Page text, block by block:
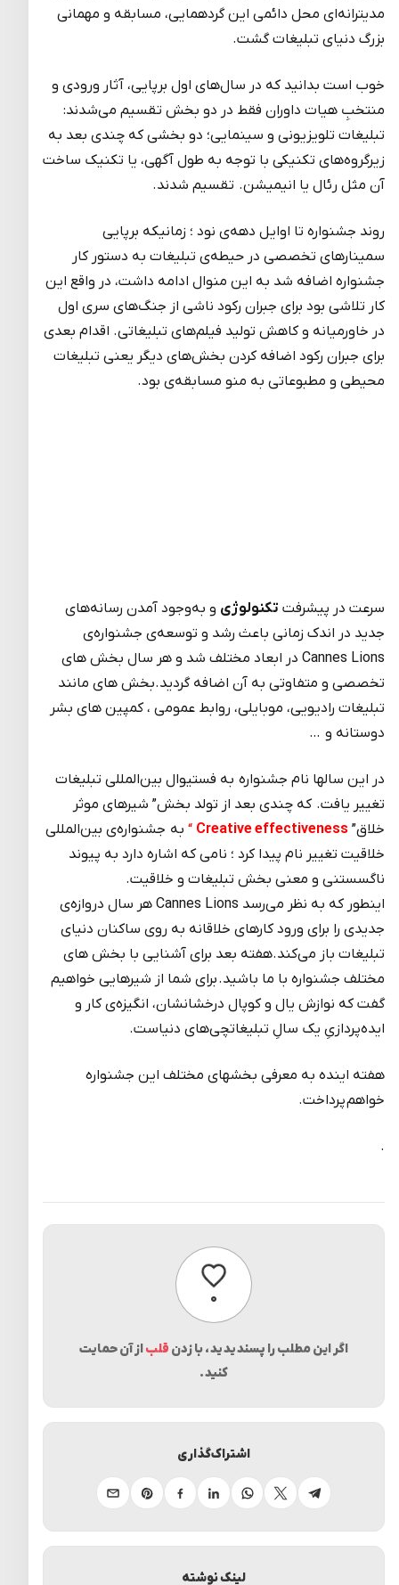
مدیترانه‌ای محل دائمی این گردهمایی، مسابقه و مهمانی
بزرگ دنیای تبلیغات گشت.
خوب است بدانید که در سال‌های اول برپایی، آثار ورودی و
منتخبِ هیات داوران فقط در دو بخش تقسیم می‌شدند:
تبلیغات تلویزیونی و سینمایی؛ دو بخشی که چندی بعد به
زیرگروه‌های تکنیکی با توجه به طول آگهی، یا تکنیک ساخت
آن مثل رئال یا انیمیشن. تقسیم شدند.
روند جشنواره تا اوایل دهه‌ی نود ؛ زمانیکه برپایی
سمینارهای تخصصی در حیطه‌ی تبلیغات به دستور کار
جشنواره اضافه شد به این منوال ادامه داشت، در واقع این
کار تلاشی بود برای جبران رکود ناشی از جنگ‌های سری اول
در خاورمیانه و کاهش تولید فیلم‌های تبلیغاتی. اقدام بعدی
برای جبران رکود اضافه کردن بخش‌های دیگر یعنی تبلیغات
محیطی و مطبوعاتی به منو مسابقه‌ی بود.
سرعت در پیشرفت تکنولوژی و به‌وجود آمدن رسانه‌های
جدید در اندک زمانی باعث رشد و توسعه‌ی جشنواره‌ی
Cannes Lions در ابعاد مختلف شد و هر سال بخش های
تخصصی و متفاوتی به آن اضافه گردید.بخش های مانند
تبلیغات رادیویی، موبایلی، روابط عمومی ، کمپین های بشر
دوستانه و …
در این سالها نام جشنواره به فستیوال بین‌المللی تبلیغات
تغییر یافت. که چندی بعد از تولد بخش” شیرهای موثر
خلاق” Creative effectiveness
“ به جشنواره‌ی بین‌المللی
خلاقیت تغییر نام پیدا کرد ؛ نامی که اشاره دارد به پیوند
ناگسستنی و معنی بخش تبلیغات و خلاقیت.
اینطور که به نظر می‌رسد Cannes Lions هر سال دروازه‌ی
جدیدی را برای ورود کارهای خلاقانه به روی ساکنان دنیای
تبلیغات باز می‌کند.هفته بعد برای آشنایی با بخش های
مختلف جشنواره با ما باشید. برای شما از شیرهایی خواهیم
گفت که نوازش یال و کوپال درخشانشان، انگیزه‌ی کار و
ایده‌پردازیِ یک سالِ تبلیغاتچی‌های دنیاست.
هفته اینده به معرفی بخشهای مختلف این جشنواره
خواهم پرداخت.
.
۰پسندیدن
اگر این مطلب را پسندیدید، با زدن قلباز آن حمایت
کنید.
لینک نوشته
اشتراک‌گذاری
تلگرامایکسواتساپلینکدینفیسبوکپینترستایمیل